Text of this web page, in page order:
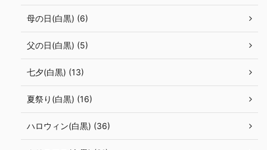
母の日(白黒) (6)
父の日(白黒) (5)
七夕(白黒) (13)
夏祭り(白黒) (16)
ハロウィン(白黒) (36)